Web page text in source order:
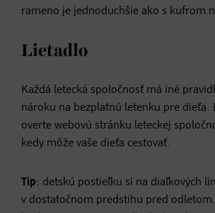
rameno je jednoduchšie ako s kufrom
Lietadlo
Každá letecká spoločnosť má iné
nároku na bezplatnú letenku pre dieťa.
overte webovú stránku leteckej
kedy môže vaše dieťa cestovať.
Tip: detskú postieľku si na diaľkových
v dostatočnom predstihu pred